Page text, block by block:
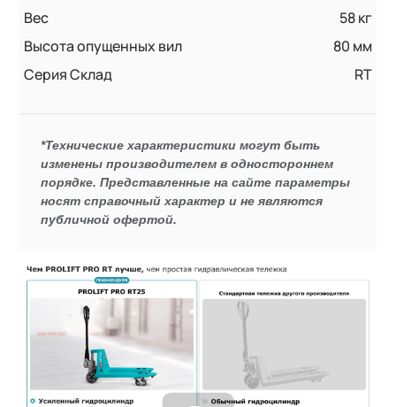
Вес
58 кг
Высота опущенных вил
80 мм
Серия Склад
RT
*Технические характеристики могут быть
изменены производителем в одностороннем
порядке. Представленные на сайте параметры
носят справочный характер и не являются
публичной офертой.